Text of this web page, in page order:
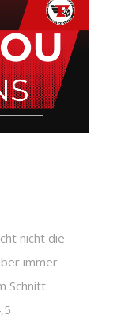
nicht die
immer
Schnitt